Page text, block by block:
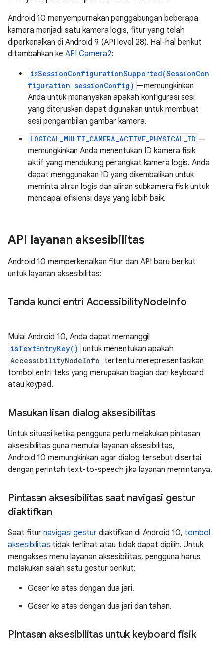
Android 10 menyempurnakan penggabungan beberapa
kamera menjadi satu kamera logis, fitur yang telah
diperkenalkan di Android 9 (API level 28). Hal-hal berikut
ditambahkan ke API Camera2:
isSessionConfigurationSupported(SessionCon
figuration sessionConfig) —memungkinkan
Anda untuk menanyakan apakah konfigurasi sesi
yang diteruskan dapat digunakan untuk membuat
sesi pengambilan gambar kamera.
LOGICAL_MULTI_CAMERA_ACTIVE_PHYSICAL_ID —
memungkinkan Anda menentukan ID kamera fisik
aktif yang mendukung perangkat kamera logis. Anda
dapat menggunakan ID yang dikembalikan untuk
meminta aliran logis dan aliran subkamera fisik untuk
mencapai efisiensi daya yang lebih baik.
API layanan aksesibilitas
Android 10 memperkenalkan fitur dan API baru berikut
untuk layanan aksesibilitas:
Tanda kunci entri AccessibilityNodeInfo
Mulai Android 10, Anda dapat memanggil
isTextEntryKey() untuk menentukan apakah
AccessibilityNodeInfo tertentu merepresentasikan
tombol entri teks yang merupakan bagian dari keyboard
atau keypad.
Masukan lisan dialog aksesibilitas
Untuk situasi ketika pengguna perlu melakukan pintasan
aksesibilitas guna memulai layanan aksesibilitas,
Android 10 memungkinkan agar dialog tersebut disertai
dengan perintah text-to-speech jika layanan memintanya.
Pintasan aksesibilitas saat navigasi gestur
diaktifkan
Saat fitur navigasi gestur diaktifkan di Android 10, tombol
aksesibilitas tidak terlihat atau tidak dapat dipilih. Untuk
mengakses menu layanan aksesibilitas, pengguna harus
melakukan salah satu gestur berikut:
Geser ke atas dengan dua jari.
Geser ke atas dengan dua jari dan tahan.
Pintasan aksesibilitas untuk keyboard fisik